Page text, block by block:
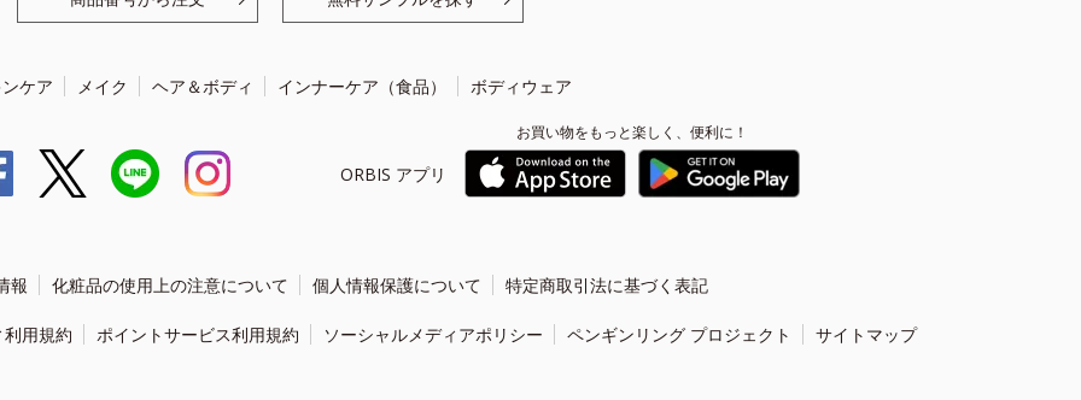
ケア メイク ヘア＆ボディ インナーケア（食品） ボディウェア
ORBIS アプリ
お買い物をもっと楽しく、便利に！
報 化粧品の使用上の注意について 個人情報保護について 特定商取引法に基づく表記
用規約 ポイントサービス利用規約 ソーシャルメディアポリシー ペンギンリング プロジェクト サイトマップ